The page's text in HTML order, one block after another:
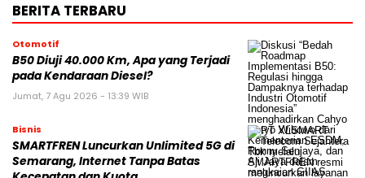
BERITA TERBARU
Otomotif
B50 Diuji 40.000 Km, Apa yang Terjadi
pada Kendaraan Diesel?
Jumat, 7 Agu 2026 - 13:39 WIB
Bisnis
SMARTFREN Luncurkan Unlimited 5G di
Semarang, Internet Tanpa Batas